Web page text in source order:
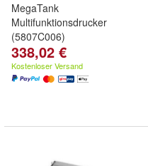
MegaTank
Multifunktionsdrucker
(5807C006)
338,02 €
Kostenloser Versand